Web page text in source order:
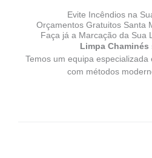
Evite Incêndios na
Orçamentos Gratuitos Santa
Faça já a Marcação da Sua
Limpa Chaminés
Temos um equipa
com métodos